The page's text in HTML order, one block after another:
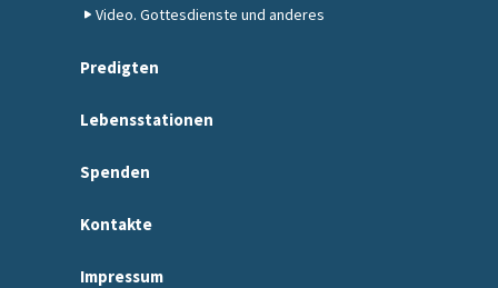
Video. Gottesdienste und anderes
Predigten
Lebensstationen
Spenden
Kontakte
Impressum